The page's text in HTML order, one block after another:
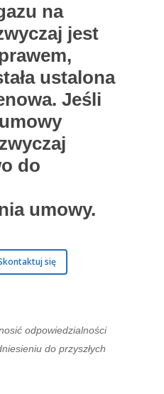
na
jest
ustalona
Jeśli
do
umowy.
się
odpowiedzialności
do przyszłych